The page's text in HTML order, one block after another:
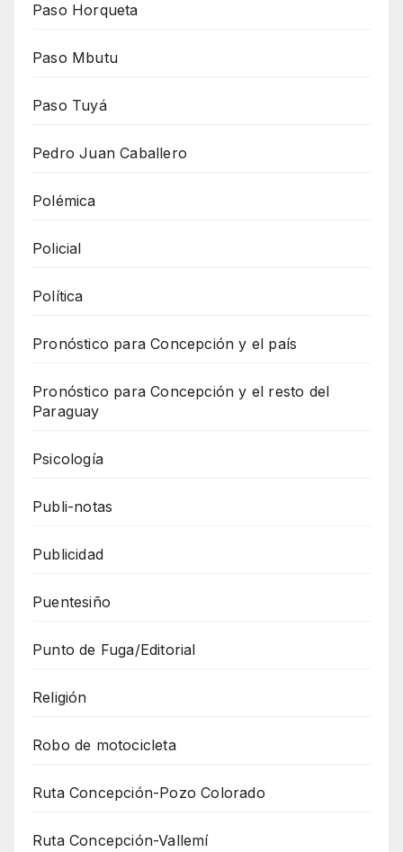
Paso Horqueta
Paso Mbutu
Paso Tuyá
Pedro Juan Caballero
Polémica
Policial
Política
Pronóstico para Concepción y el país
Pronóstico para Concepción y el resto del
Paraguay
Psicología
Publi-notas
Publicidad
Puentesiño
Punto de Fuga/Editorial
Religión
Robo de motocicleta
Ruta Concepción-Pozo Colorado
Ruta Concepción-Vallemí